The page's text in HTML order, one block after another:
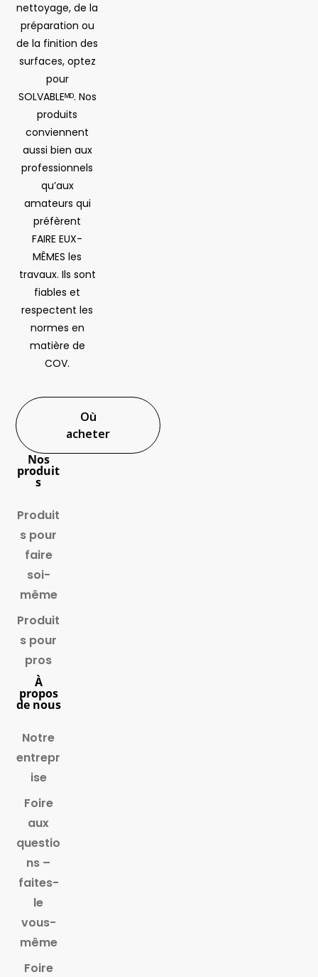
nettoyage, de la
préparation ou
de la finition des
surfaces, optez
pour
SOLVABLEᴹᴰ. Nos
produits
conviennent
aussi bien aux
professionnels
qu’aux
amateurs qui
préfèrent
FAIRE EUX-
MÊMES les
travaux. Ils sont
fiables et
respectent les
normes en
matière de
COV.
Où
acheter
Nos
produit
s
Produit
s pour
faire
soi-
même
Produit
s pour
pros
À
propos
de nous
Notre
entrepr
ise
Foire
aux
questio
ns –
faites-
le
vous-
même
Foire